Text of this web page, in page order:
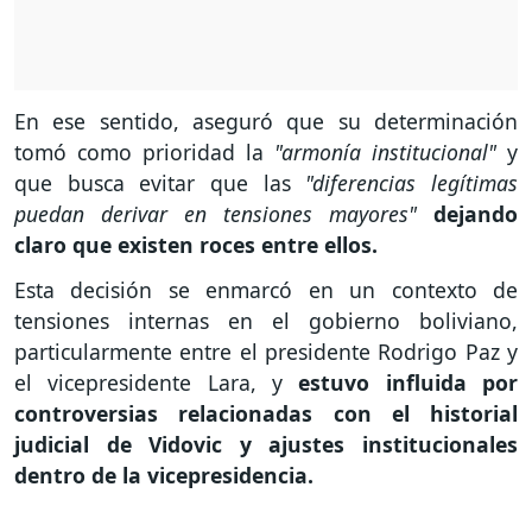
En ese sentido, aseguró que su determinación
tomó como prioridad la "armonía institucional" y
que busca evitar que las"diferencias legítimas
puedan derivar en tensiones mayores" dejando
claro que existen roces entre ellos.
Esta decisión se enmarcó en un contexto de
tensiones internas en el gobierno boliviano,
particularmente entre el presidente Rodrigo Paz y
el vicepresidente Lara, yestuvo influida por
controversias relacionadas con el historial
judicial de Vidovic y ajustes institucionales
dentro de la vicepresidencia.